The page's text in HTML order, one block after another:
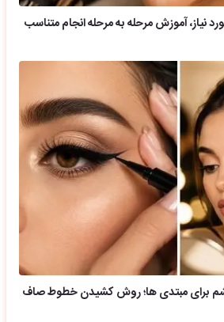
نیاز، آموزش مرحله به مرحله انجام متناسب
برای مبتدی ها؛ روش کشیدن خطوط صاف